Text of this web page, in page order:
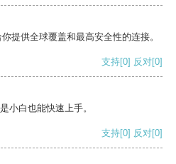
提供全球覆盖和最高安全性的连接。
支持[0] 反对[0]
小白也能快速上手。
支持[0] 反对[0]